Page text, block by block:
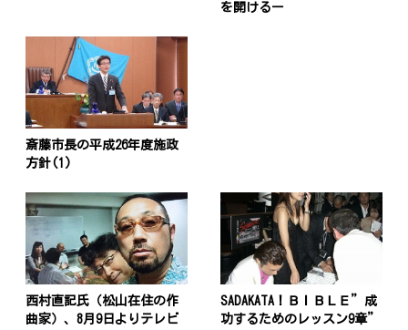
を開けるー
斎藤市長の平成26年度施政
方針(1)
西村直記氏（松山在住の作
曲家）、8月9日よりテレビ
SADAKATA！ＢＩＢＬＥ”成
功するためのレッスン9章”